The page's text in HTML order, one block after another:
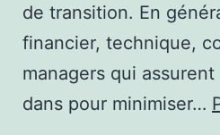
de transition. En
financier, technique,
managers qui
dans pour minimiser…